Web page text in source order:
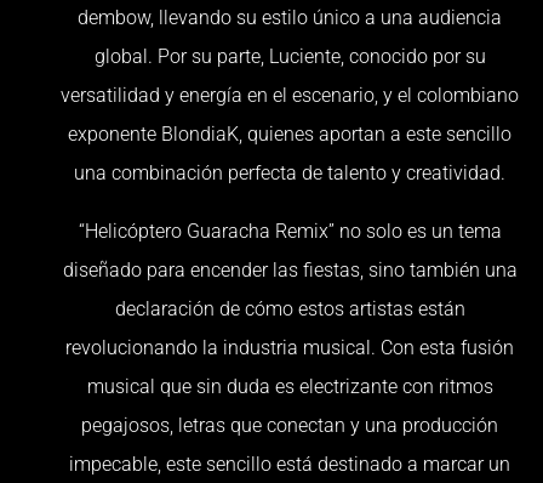
dembow, llevando su estilo único a una audiencia
global. Por su parte, Luciente, conocido por su
versatilidad y energía en el escenario, y el colombiano
exponente BlondiaK, quienes aportan a este sencillo
una combinación perfecta de talento y creatividad.
“Helicóptero Guaracha Remix” no solo es un tema
diseñado para encender las fiestas, sino también una
declaración de cómo estos artistas están
revolucionando la industria musical. Con esta fusión
musical que sin duda es electrizante con ritmos
pegajosos, letras que conectan y una producción
impecable, este sencillo está destinado a marcar un